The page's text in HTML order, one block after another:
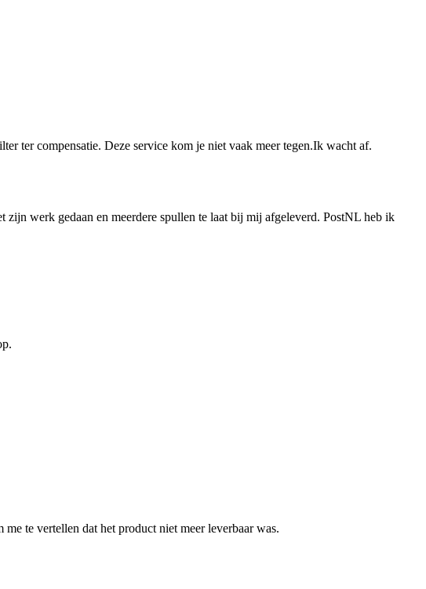
ter compensatie. Deze service kom je niet vaak meer tegen.Ik wacht af.
werk gedaan en meerdere spullen te laat bij mij afgeleverd. PostNL heb ik
te vertellen dat het product niet meer leverbaar was.